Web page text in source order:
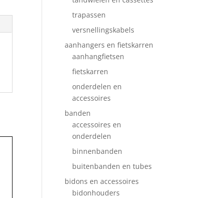
trapassen
versnellingskabels
aanhangers en fietskarren
aanhangfietsen
fietskarren
onderdelen en
accessoires
banden
accessoires en
onderdelen
binnenbanden
buitenbanden en tubes
bidons en accessoires
bidonhouders